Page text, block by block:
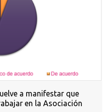
a manifestar que
en la Asociación